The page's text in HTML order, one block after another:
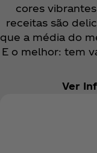
cores
receitas são
que a média do
E o melhor: tem
Ver